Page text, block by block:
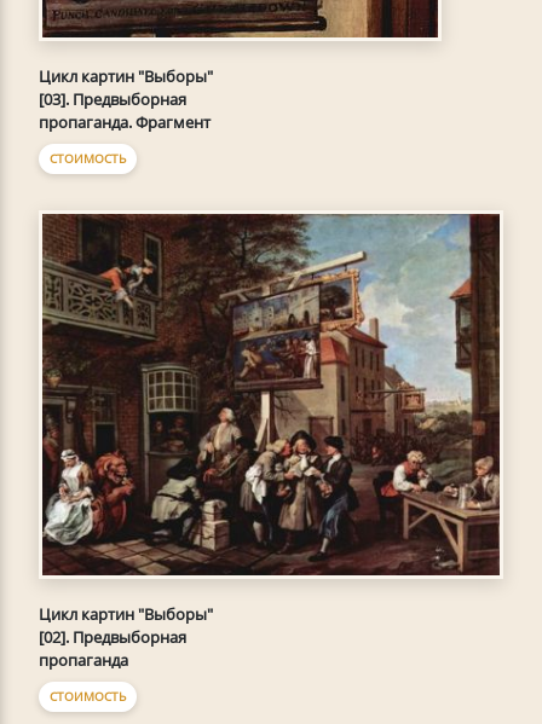
Цикл картин "Выборы"
[03]. Предвыборная
пропаганда. Фрагмент
СТОИМОСТЬ
Цикл картин "Выборы"
[02]. Предвыборная
пропаганда
СТОИМОСТЬ